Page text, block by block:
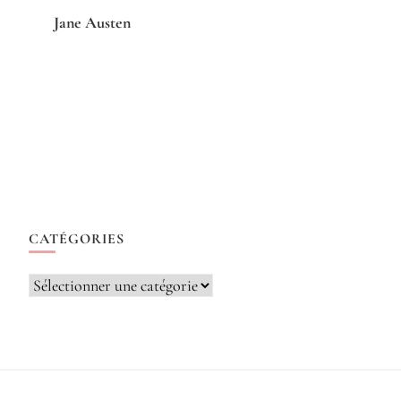
Jane Austen
CATÉGORIES
Catégories